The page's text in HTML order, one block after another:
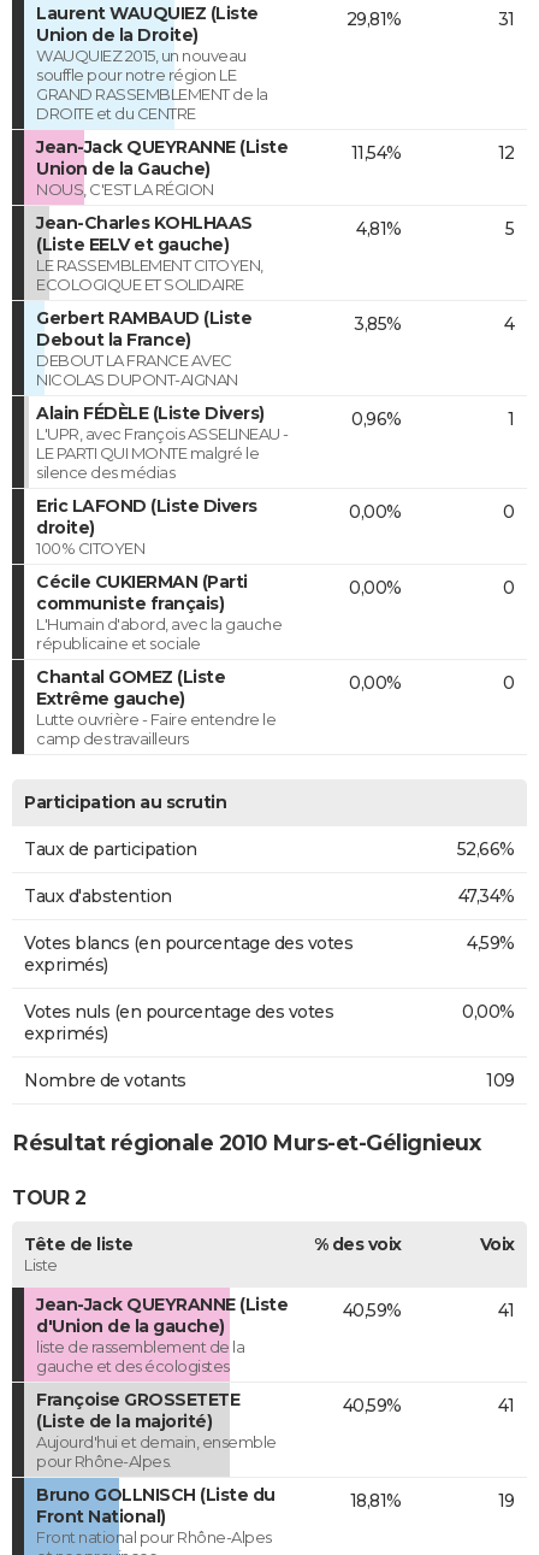
Laurent WAUQUIEZ (Liste
Union de la Droite)
WAUQUIEZ 2015, un nouveau
souffle pour notre région LE
GRAND RASSEMBLEMENT de la
DROITE et du CENTRE
29,81% 31
Jean-Jack QUEYRANNE (Liste
Union de la Gauche)
NOUS, C'EST LA RÉGION
11,54% 12
Jean-Charles KOHLHAAS
(Liste EELV et gauche)
LE RASSEMBLEMENT CITOYEN,
ECOLOGIQUE ET SOLIDAIRE
4,81% 5
Gerbert RAMBAUD (Liste
Debout la France)
DEBOUT LA FRANCE AVEC
NICOLAS DUPONT-AIGNAN
3,85% 4
Alain FÉDÈLE (Liste Divers)
L'UPR, avec François ASSELINEAU -
LE PARTI QUI MONTE malgré le
silence des médias
0,96% 1
Eric LAFOND (Liste Divers
droite)
100% CITOYEN
0,00% 0
Cécile CUKIERMAN (Parti
communiste français)
L'Humain d'abord, avec la gauche
républicaine et sociale
0,00% 0
Chantal GOMEZ (Liste
Extrême gauche)
Lutte ouvrière - Faire entendre le
camp des travailleurs
0,00% 0
Participation au scrutin
Taux de participation 52,66%
Taux d'abstention 47,34%
Votes blancs (en pourcentage des votes
exprimés)
4,59%
Votes nuls (en pourcentage des votes
exprimés)
0,00%
Nombre de votants 109
Résultat régionale 2010 Murs-et-Gélignieux
TOUR 2
Tête de liste
Liste
% des voix Voix
Jean-Jack QUEYRANNE (Liste
d'Union de la gauche)
liste de rassemblement de la
gauche et des écologistes
40,59% 41
Françoise GROSSETETE
(Liste de la majorité)
Aujourd'hui et demain, ensemble
pour Rhône-Alpes.
40,59% 41
Bruno GOLLNISCH (Liste du
Front National)
Front national pour Rhône-Alpes
18,81% 19